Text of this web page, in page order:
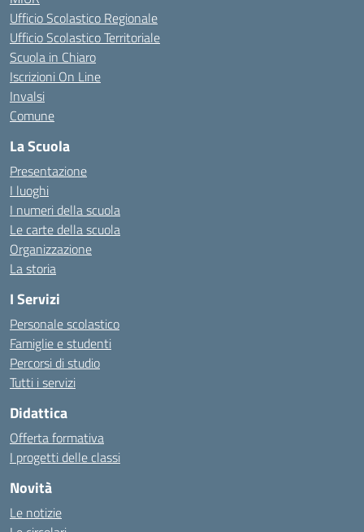
Ufficio Scolastico Regionale
Ufficio Scolastico Territoriale
Scuola in Chiaro
Iscrizioni On Line
Invalsi
Comune
La Scuola
Presentazione
I luoghi
I numeri della scuola
Le carte della scuola
Organizzazione
La storia
I Servizi
Personale scolastico
Famiglie e studenti
Percorsi di studio
Tutti i servizi
Didattica
Offerta formativa
I progetti delle classi
Novità
Le notizie